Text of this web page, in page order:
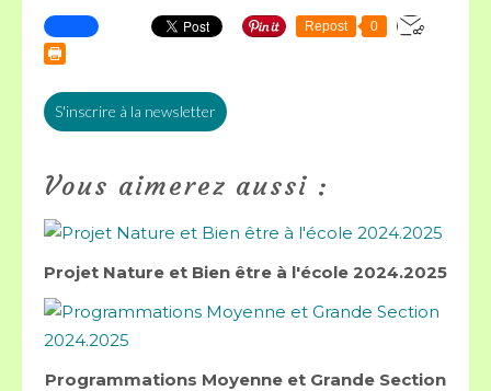
Repost 0
S'inscrire à la newsletter
Vous aimerez aussi :
Projet Nature et Bien être à l'école 2024.2025
Programmations Moyenne et Grande Section